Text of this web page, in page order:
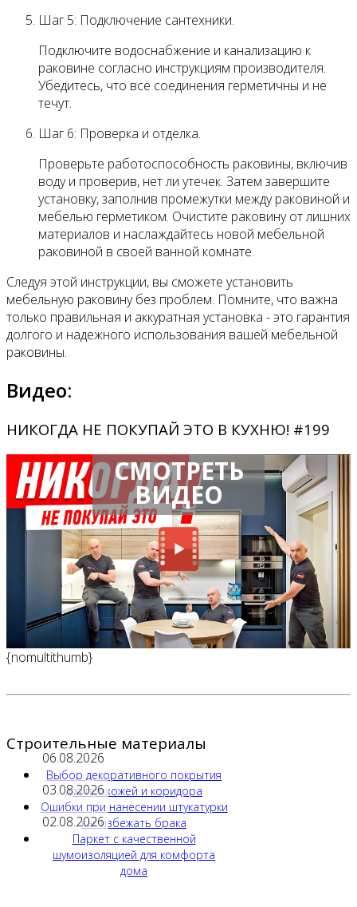
Шаг 5: Подключение сантехники.
Подключите водоснабжение и канализацию к
раковине согласно инструкциям производителя.
Убедитесь, что все соединения герметичны и не
течут.
Шаг 6: Проверка и отделка.
Проверьте работоспособность раковины, включив
воду и проверив, нет ли утечек. Затем завершите
установку, заполнив промежутки между раковиной и
мебелью герметиком. Очистите раковину от лишних
материалов и наслаждайтесь новой мебельной
раковиной в своей ванной комнате.
Следуя этой инструкции, вы сможете установить
мебельную раковину без проблем. Помните, что важна
только правильная и аккуратная установка - это гарантия
долгого и надежного использования вашей мебельной
раковины.
Видео:
НИКОГДА НЕ ПОКУПАЙ ЭТО В КУХНЮ! #199
СМОТРЕТЬ
ВИДЕО
{nomultithumb}
Строительные материалы
06.08.2026
Выбор декоративного покрытия
для прихожей и коридора
03.08.2026
Ошибки при нанесении штукатурки
как избежать брака
02.08.2026
Паркет с качественной
шумоизоляцией для комфорта
дома